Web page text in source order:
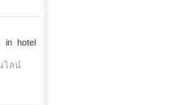
in hotel
ไลน์